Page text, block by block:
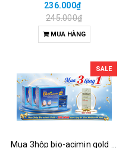
236.000₫
245.000₫
MUA HÀNG
SALE